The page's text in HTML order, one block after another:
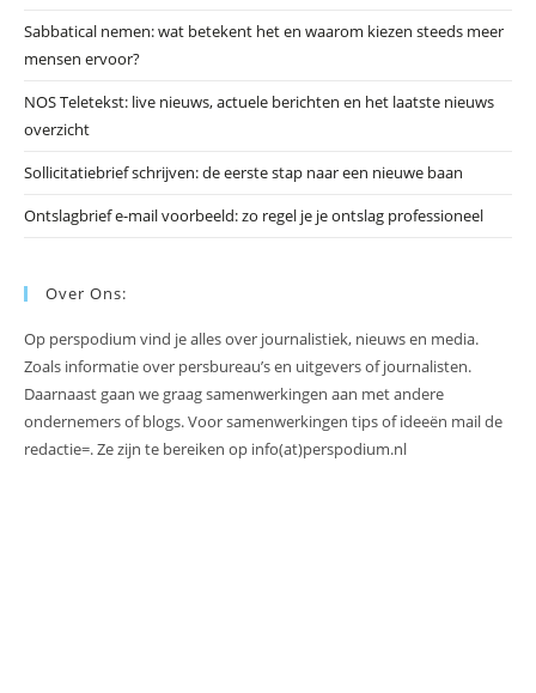
Sabbatical nemen: wat betekent het en waarom kiezen steeds meer
mensen ervoor?
NOS Teletekst: live nieuws, actuele berichten en het laatste nieuws
overzicht
Sollicitatiebrief schrijven: de eerste stap naar een nieuwe baan
Ontslagbrief e-mail voorbeeld: zo regel je je ontslag professioneel
Over Ons:
Op perspodium vind je alles over journalistiek, nieuws en media.
Zoals informatie over persbureau’s en uitgevers of journalisten.
Daarnaast gaan we graag samenwerkingen aan met andere
ondernemers of blogs. Voor samenwerkingen tips of ideeën mail de
redactie=. Ze zijn te bereiken op info(at)perspodium.nl